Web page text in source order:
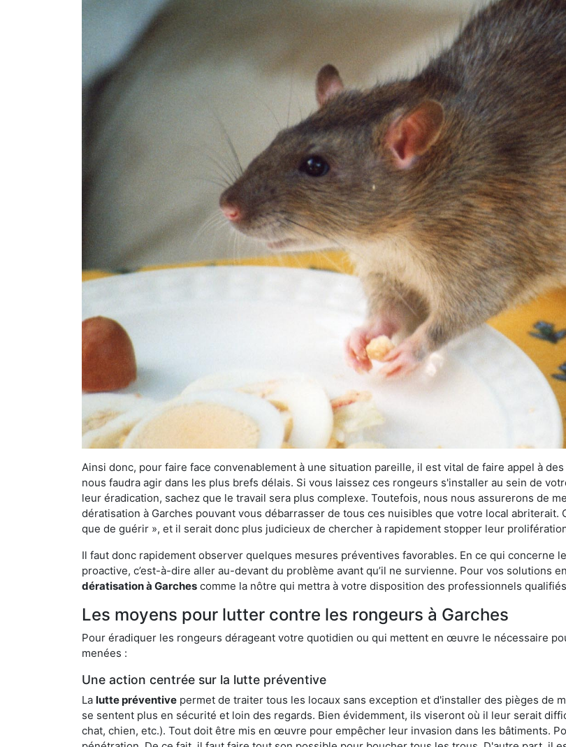
Ainsi donc, pour faire face convenablement à une situation pareille, il est vital de faire appel à
nous faudra agir dans les plus brefs délais. Si vous laissez ces rongeurs s'installer au sein de
leur éradication, sachez que le travail sera plus complexe. Toutefois, nous nous assurerons de
dératisation à Garches pouvant vous débarrasser de tous ces nuisibles que votre local abriterait.
que de guérir », et il serait donc plus judicieux de chercher à rapidement stopper leur
Il faut donc rapidement observer quelques mesures préventives favorables. En ce qui concerne
proactive, c’est-à-dire aller au-devant du problème avant qu’il ne survienne. Pour vos solutions
dératisation à Garches comme la nôtre qui mettra à votre disposition des professionnels
Les moyens pour lutter contre les rongeurs à Garches
Pour éradiquer les rongeurs dérageant votre quotidien ou qui mettent en œuvre le nécessaire
menées :
Une action centrée sur la lutte préventive
La lutte préventive permet de traiter tous les locaux sans exception et d'installer des pièges de
se sentent plus en sécurité et loin des regards. Bien évidemment, ils viseront où il leur serait
chat, chien, etc.). Tout doit être mis en œuvre pour empêcher leur invasion dans les bâtiments.